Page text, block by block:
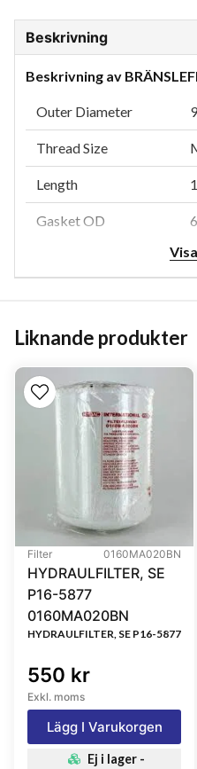
Beskrivning
Beskrivning av
Outer Diameter
Thread Size
Length
Gasket OD
Efficiency Test Std
Collapse Burst
Style
Media Type
Primary Application
Referensfilter:
BF720, ME035393,
966396, P550245,
LFF3886, ME015254,
ADC42317E, FC15030,
ME035393, ME035829,
60201217, T47720
Liknande produkter
Filter 0160MA020BN
HYDRAULFILTER, SE
P16-5877
0160MA020BN
HYDRAULFILTER, SE P16-5877
550 kr
Exkl. moms
Lägg I Varukorgen
Ej i lager -